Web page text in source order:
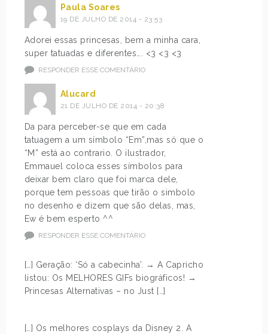
Paula Soares
19 DE JULHO DE 2014 - 23:53
Adorei essas princesas, bem a minha cara,
super tatuadas e diferentes…. <3 <3 <3
RESPONDER ESSE COMENTÁRIO
Alucard
21 DE JULHO DE 2014 - 20:38
Da para perceber-se que em cada
tatuagem a um símbolo “Em”,mas só que o
“M” está ao contrario. O ilustrador,
Emmauel coloca esses símbolos para
deixar bem claro que foi marca dele,
porque tem pessoas que tirão o simbolo
no desenho e dizem que são delas, mas,
Ew é bem esperto ^^
RESPONDER ESSE COMENTÁRIO
[…] Geração: ‘Só a cabecinha’. → A Capricho
listou: Os MELHORES GIFs biográficos! →
Princesas Alternativas – no Just […]
[…] Os melhores cosplays da Disney 2. A